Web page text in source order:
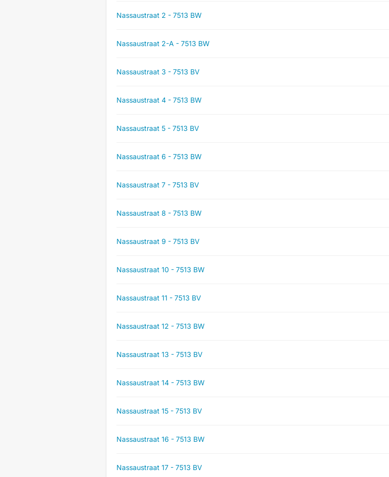
Nassaustraat 2 - 7513 BW
Nassaustraat 2-A - 7513 BW
Nassaustraat 3 - 7513 BV
Nassaustraat 4 - 7513 BW
Nassaustraat 5 - 7513 BV
Nassaustraat 6 - 7513 BW
Nassaustraat 7 - 7513 BV
Nassaustraat 8 - 7513 BW
Nassaustraat 9 - 7513 BV
Nassaustraat 10 - 7513 BW
Nassaustraat 11 - 7513 BV
Nassaustraat 12 - 7513 BW
Nassaustraat 13 - 7513 BV
Nassaustraat 14 - 7513 BW
Nassaustraat 15 - 7513 BV
Nassaustraat 16 - 7513 BW
Nassaustraat 17 - 7513 BV